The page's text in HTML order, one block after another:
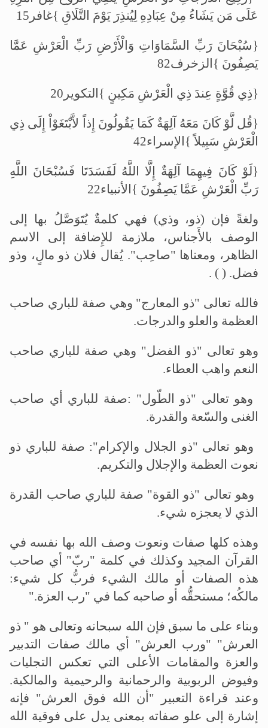
عَلَى مَن يَشَاءُ مِنْ عِبَادِهِ لِيُنذِرَ يَوْمَ التَّلَاقِ }غافر15
{سُبْحَانَ رَبِّ السَّمَاوَاتِ وَالْأَرْضِ رَبِّ الْعَرْشِ عَمَّا
يَصِفُونَ }الزخرف82
{ذِي قُوَّةٍ عِندَ ذِي الْعَرْشِ مَكِينٍ }التكوير20
{قُل لَّوْ كَانَ مَعَهُ آلِهَةٌ كَمَا يَقُولُونَ إِذاً لاَّبْتَغَوْاْ إِلَى ذِي
الْعَرْشِ سَبِيلاً }الإسراء42
{لَوْ كَانَ فِيهِمَا آلِهَةٌ إِلَّا اللَّهُ لَفَسَدَتَا فَسُبْحَانَ اللَّهِ
رَبِّ الْعَرْشِ عَمَّا يَصِفُونَ }الأنبياء22
ولغةً فإن (ذو، وذي) فهي كلمةٌ يُتَوَصَّلُ بها إلى
الوصف بالأَجناس، ملازمة للإِضافة إلى الاسم
الظاهر، ومعناها "صاحِب". يُقال فلان ذو مالٍ، وذو
فضل. ( ) .
فالله تعالى "ذو المعارج" وهي صفة للباري صاحب
العظمة والعلو والدرجات.
وهو تعالى "ذو الفضل" وهي صفة للباري صاحب
النعم واهب العطاء.
وهو تعالى "ذو الطّول" :صفة للباري أي صاحب
الغنى والسّعة والقدرة.
وهو تعالى "ذو الجلال والإكرام": صفة للباري ذو
نعوت العظمة والإجلال والتكريم.
وهو تعالى "ذو القوة" صفة للباري صاحب القدرة
الذي لا يعجزه شيء.
وهذه كلها صفات ونعوت وصف الله بها نفسه في
القرآن المجيد وكذلك في كلمة "ربّ" أي صاحب
هذه الصفات أو مالك الشيء فربُّ كل شيء:
مالكُه؛ مستحقُّه أو صاحبه كما في "رب العزة".
وبناء على ما سبق فإن الله سبحانه وتعالى هو " ذو
العرش" "ورب العرش" أي مالك صفات التدبير
والعزة والمقامات الأعلى التي تعكس التجليات
وفيوض الربوبية والرحمانية والرحيمية والمالكية.
وعند قراءة التعبير "أن الله فوق العرش" فإنه
إشارة إلى علو صفاته بمعنى يدل على فوقية الله